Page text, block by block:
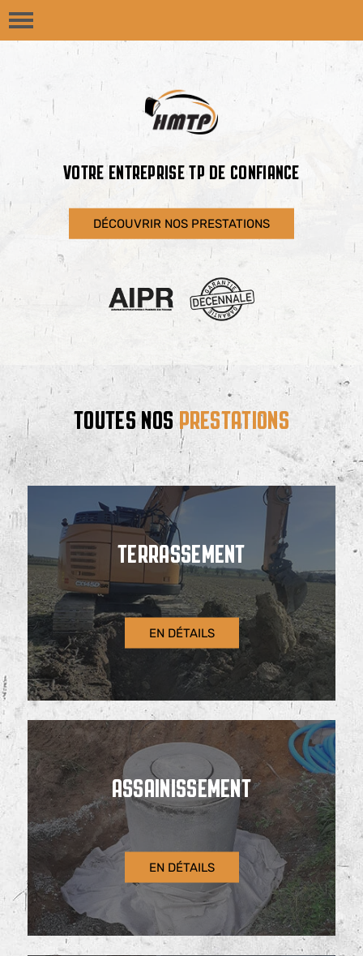
VOTRE ENTREPRISE TP DE CONFIANCE
DÉCOUVRIR NOS PRESTATIONS
TOUTES NOSPRESTATIONS
TERRASSEMENT
EN DÉTAILS
ASSAINISSEMENT
EN DÉTAILS